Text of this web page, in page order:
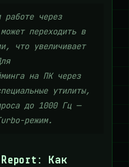
работе через
переходить в
что увеличивает
на ПК через
утилиты,
до 1000 Гц —
режим.
Как